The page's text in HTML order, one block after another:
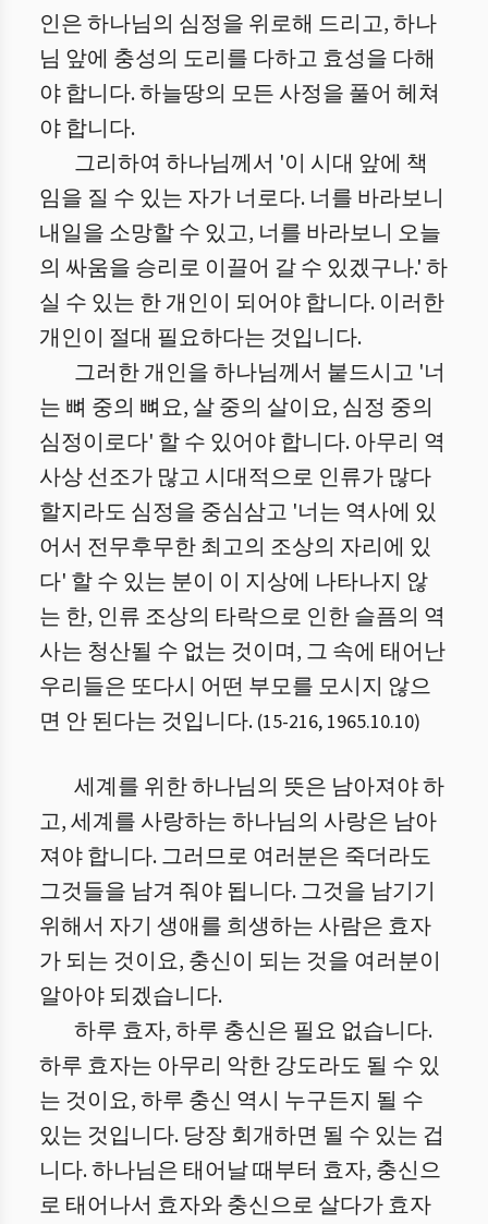
인은 하나님의 심정을 위로해 드리고, 하나
님 앞에 충성의 도리를 다하고 효성을 다해
야 합니다. 하늘땅의 모든 사정을 풀어 헤쳐
야 합니다.
그리하여 하나님께서 '이 시대 앞에 책
임을 질 수 있는 자가 너로다. 너를 바라보니
내일을 소망할 수 있고, 너를 바라보니 오늘
의 싸움을 승리로 이끌어 갈 수 있겠구나.' 하
실 수 있는 한 개인이 되어야 합니다. 이러한
개인이 절대 필요하다는 것입니다.
그러한 개인을 하나님께서 붙드시고 '너
는 뼈 중의 뼈요, 살 중의 살이요, 심정 중의
심정이로다' 할 수 있어야 합니다. 아무리 역
사상 선조가 많고 시대적으로 인류가 많다
할지라도 심정을 중심삼고 '너는 역사에 있
어서 전무후무한 최고의 조상의 자리에 있
다' 할 수 있는 분이 이 지상에 나타나지 않
는 한, 인류 조상의 타락으로 인한 슬픔의 역
사는 청산될 수 없는 것이며, 그 속에 태어난
우리들은 또다시 어떤 부모를 모시지 않으
면 안 된다는 것입니다. (15-216, 1965.10.10)
세계를 위한 하나님의 뜻은 남아져야 하
고, 세계를 사랑하는 하나님의 사랑은 남아
져야 합니다. 그러므로 여러분은 죽더라도
그것들을 남겨 줘야 됩니다. 그것을 남기기
위해서 자기 생애를 희생하는 사람은 효자
가 되는 것이요, 충신이 되는 것을 여러분이
알아야 되겠습니다.
하루 효자, 하루 충신은 필요 없습니다.
하루 효자는 아무리 악한 강도라도 될 수 있
는 것이요, 하루 충신 역시 누구든지 될 수
있는 것입니다. 당장 회개하면 될 수 있는 겁
니다. 하나님은 태어날 때부터 효자, 충신으
로 태어나서 효자와 충신으로 살다가 효자